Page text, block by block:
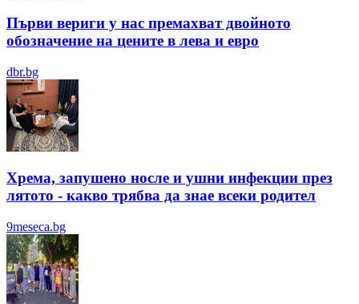
Първи вериги у нас премахват двойното
обозначение на цените в лева и евро
dbr.bg
Хрема, запушено носле и ушни инфекции през
лятотo - какво трябва да знае всеки родител
9meseca.bg